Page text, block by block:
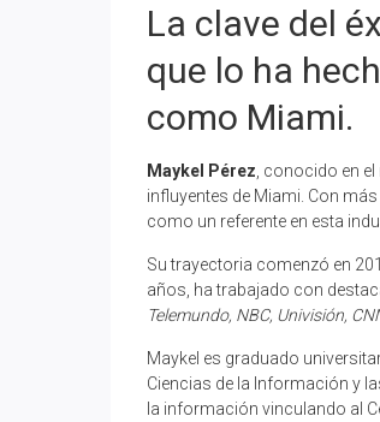
La clave del
que lo ha
como Miami.
Maykel Pérez , conocido en
influyentes de Miami. Con
como un referente en esta
Su trayectoria comenzó en
años, ha trabajado con
Telemundo, NBC, Univisión,
Maykel es graduado
Ciencias de la Información y
la información vinculando al